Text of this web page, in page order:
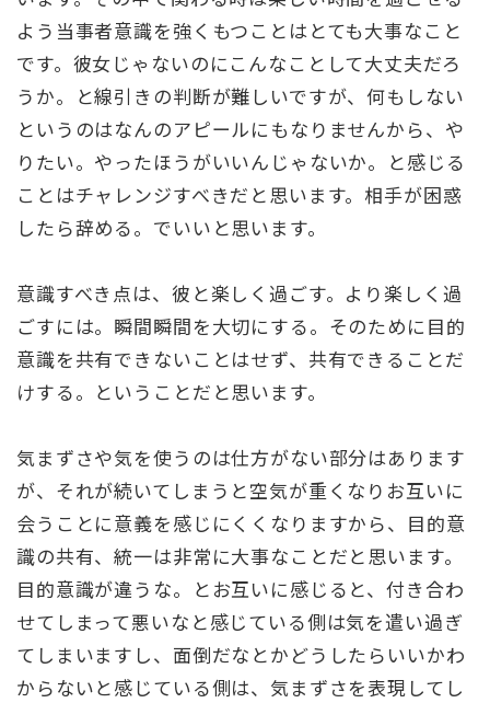
よう当事者意識を強くもつことはとても大事なこと
です。彼女じゃないのにこんなことして大丈夫だろ
うか。と線引きの判断が難しいですが、何もしない
というのはなんのアピールにもなりませんから、や
りたい。やったほうがいいんじゃないか。と感じる
ことはチャレンジすべきだと思います。相手が困惑
したら辞める。でいいと思います。
意識すべき点は、彼と楽しく過ごす。より楽しく過
ごすには。瞬間瞬間を大切にする。そのために目的
意識を共有できないことはせず、共有できることだ
けする。ということだと思います。
気まずさや気を使うのは仕方がない部分はあります
が、それが続いてしまうと空気が重くなりお互いに
会うことに意義を感じにくくなりますから、目的意
識の共有、統一は非常に大事なことだと思います。
目的意識が違うな。とお互いに感じると、付き合わ
せてしまって悪いなと感じている側は気を遣い過ぎ
てしまいますし、面倒だなとかどうしたらいいかわ
からないと感じている側は、気まずさを表現してし